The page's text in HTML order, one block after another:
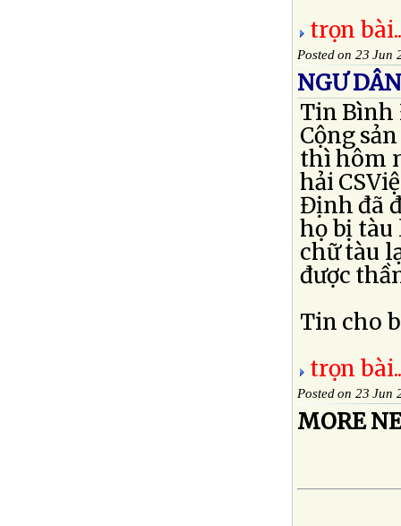
trọn
Posted on 23 Jun
NGƯ
Tin Bình
Cộng
thì hôm
hải
Định đã
họ bị tàu
chữ tàu
được
Tin cho
trọn
Posted on 23 Jun
MORE